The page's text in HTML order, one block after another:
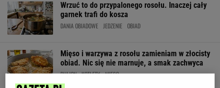
Wrzuć to do przypalonego rosołu. Inaczej cały
garnek trafi do kosza
DANIA OBIADOWE JEDZENIE OBIAD
Mięso i warzywa z rosołu zamieniam w złocisty
obiad. Nic się nie marnuje, a smak zachwyca
BULION KOTLETY MIĘSO